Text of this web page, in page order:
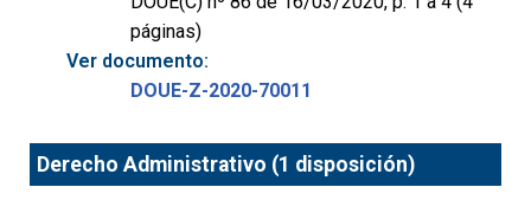
páginas)
Ver documento:
DOUE-Z-2020-70011
Derecho Administrativo (1 disposición)